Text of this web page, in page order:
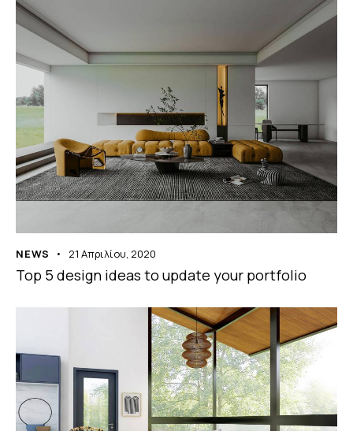
NEWS 21 Απριλίου, 2020
Top 5 design ideas to update your portfolio